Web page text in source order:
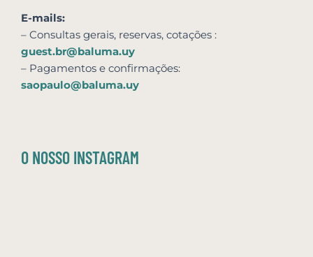
E-mails:
– Consultas gerais, reservas, cotações :
guest.br@baluma.uy
– Pagamentos e confirmações:
saopaulo@baluma.uy
O NOSSO INSTAGRAM